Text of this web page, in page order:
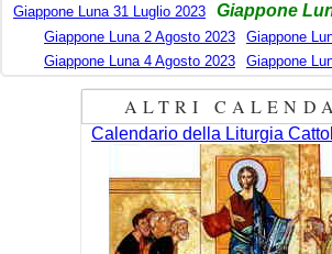
Giappone Luna 31 Luglio 2023
Giappone
Giappone Luna 2 Agosto 2023
Giappone
Giappone Luna 4 Agosto 2023
Giappone
ALTRI
Calendario della Liturgia